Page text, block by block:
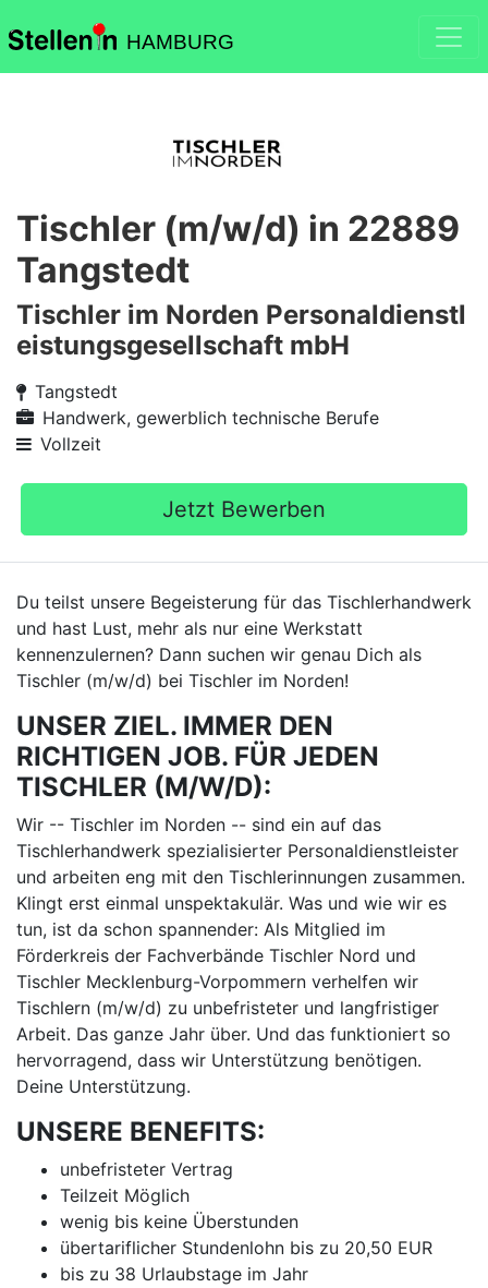
HAMBURG
Tischler (m/w/d) in 22889
Tangstedt
Tischler im Norden Personaldienstl
eistungsgesellschaft mbH
Tangstedt
Handwerk, gewerblich technische Berufe
Vollzeit
Jetzt Bewerben
Du teilst unsere Begeisterung für das Tischlerhandwerk
und hast Lust, mehr als nur eine Werkstatt
kennenzulernen? Dann suchen wir genau Dich als
Tischler (m/w/d) bei Tischler im Norden!
UNSER ZIEL. IMMER DEN
RICHTIGEN JOB. FÜR JEDEN
TISCHLER (M/W/D):
Wir -- Tischler im Norden -- sind ein auf das
Tischlerhandwerk spezialisierter Personaldienstleister
und arbeiten eng mit den Tischlerinnungen zusammen.
Klingt erst einmal unspektakulär. Was und wie wir es
tun, ist da schon spannender: Als Mitglied im
Förderkreis der Fachverbände Tischler Nord und
Tischler Mecklenburg-Vorpommern verhelfen wir
Tischlern (m/w/d) zu unbefristeter und langfristiger
Arbeit. Das ganze Jahr über. Und das funktioniert so
hervorragend, dass wir Unterstützung benötigen.
Deine Unterstützung.
UNSERE BENEFITS:
unbefristeter Vertrag
Teilzeit Möglich
wenig bis keine Überstunden
übertariflicher Stundenlohn bis zu 20,50 EUR
bis zu 38 Urlaubstage im Jahr